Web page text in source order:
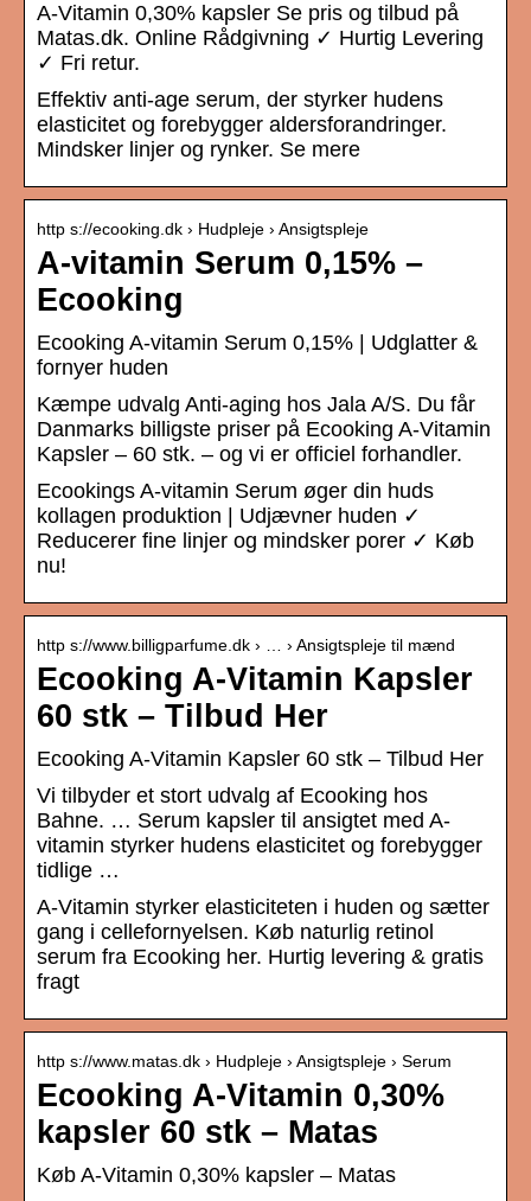
A-Vitamin 0,30% kapsler Se pris og tilbud på
Matas.dk. Online Rådgivning ✓ Hurtig Levering
✓ Fri retur.
Effektiv anti-age serum, der styrker hudens
elasticitet og forebygger aldersforandringer.
Mindsker linjer og rynker. Se mere
http s://ecooking.dk › Hudpleje › Ansigtspleje
A-vitamin Serum 0,15% –
Ecooking
Ecooking A-vitamin Serum 0,15% | Udglatter &
fornyer huden
Kæmpe udvalg Anti-aging hos Jala A/S. Du får
Danmarks billigste priser på Ecooking A-Vitamin
Kapsler – 60 stk. – og vi er officiel forhandler.
Ecookings A-vitamin Serum øger din huds
kollagen produktion | Udjævner huden ✓
Reducerer fine linjer og mindsker porer ✓ Køb
nu!
http s://www.billigparfume.dk › … › Ansigtspleje til mænd
Ecooking A-Vitamin Kapsler
60 stk – Tilbud Her
Ecooking A-Vitamin Kapsler 60 stk – Tilbud Her
Vi tilbyder et stort udvalg af Ecooking hos
Bahne. … Serum kapsler til ansigtet med A-
vitamin styrker hudens elasticitet og forebygger
tidlige …
A-Vitamin styrker elasticiteten i huden og sætter
gang i cellefornyelsen. Køb naturlig retinol
serum fra Ecooking her. Hurtig levering & gratis
fragt
http s://www.matas.dk › Hudpleje › Ansigtspleje › Serum
Ecooking A-Vitamin 0,30%
kapsler 60 stk – Matas
Køb A-Vitamin 0,30% kapsler – Matas